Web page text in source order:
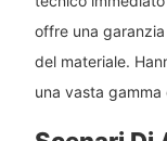
offre una
del materiale.
una vasta